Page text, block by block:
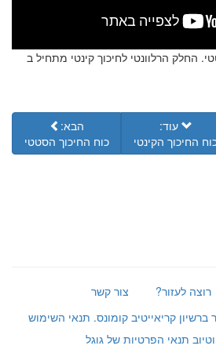
החלק הרלוונטי לחיכוך קינטי מתחיל ב
עוד:
החיכוך הקינטי
הבא:
כוח החיכוך הסטטי
רוצה לעזור?
צור קשר
קריאייטיב קומונס. תנאי השימוש
תנאי הפרטיות של גוגל